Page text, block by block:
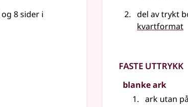
og 8 sider i
del av trykt
kvartformat
Faste uttrykk
blanke ark
ark utan